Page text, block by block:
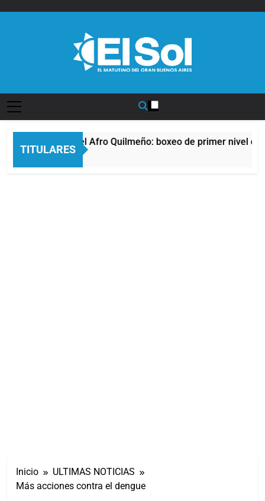
TITULARES
La noche del Afro Quilmeño: boxeo de primer nivel en
8 Horas Atrás
Inicio
ULTIMAS NOTICIAS
Más acciones contra el dengue